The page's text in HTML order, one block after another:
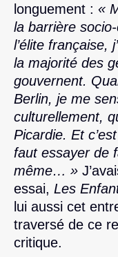
longuement : «
la barrière
l’élite française,
la majorité des
gouvernent.
Berlin, je me
culturellement,
Picardie. Et
faut essayer de
même… »
essai, Les
lui aussi cet
traversé de ce
critique.